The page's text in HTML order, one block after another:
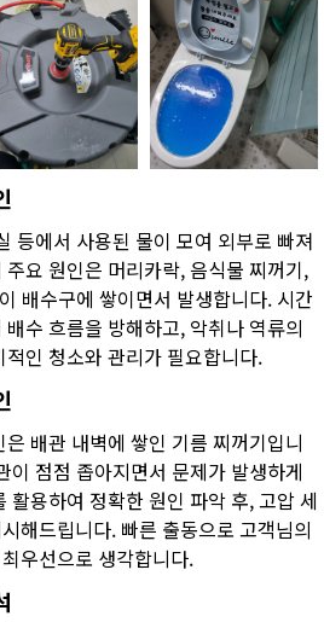
등에서 사용된 물이 모여 외부로 빠져
요 원인은 머리카락, 음식물 찌꺼기,
배수구에 쌓이면서 발생합니다. 시간
수 흐름을 방해하고, 악취나 역류의
인 청소와 관리가 필요합니다.
배관 내벽에 쌓인 기름 찌꺼기입니
이 점점 좁아지면서 문제가 발생하게
활용하여 정확한 원인 파악 후, 고압 세
해드립니다. 빠른 출동으로 고객님의
우선으로 생각합니다.